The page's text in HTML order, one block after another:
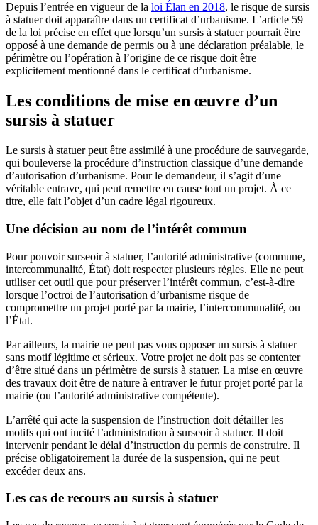
Depuis l’entrée en vigueur de la loi Élan en 2018, le risque de sursis
à statuer doit apparaître dans un certificat d’urbanisme. L’article 59
de la loi précise en effet que lorsqu’un sursis à statuer pourrait être
opposé à une demande de permis ou à une déclaration préalable, le
périmètre ou l’opération à l’origine de ce risque doit être
explicitement mentionné dans le certificat d’urbanisme.
Les conditions de mise en œuvre d’un
sursis à statuer
Le sursis à statuer peut être assimilé à une procédure de sauvegarde,
qui bouleverse la procédure d’instruction classique d’une demande
d’autorisation d’urbanisme. Pour le demandeur, il s’agit d’une
véritable entrave, qui peut remettre en cause tout un projet. À ce
titre, elle fait l’objet d’un cadre légal rigoureux.
Une décision au nom de l’intérêt commun
Pour pouvoir surseoir à statuer, l’autorité administrative (commune,
intercommunalité, État) doit respecter plusieurs règles. Elle ne peut
utiliser cet outil que pour préserver l’intérêt commun, c’est-à-dire
lorsque l’octroi de l’autorisation d’urbanisme risque de
compromettre un projet porté par la mairie, l’intercommunalité, ou
l’État.
Par ailleurs, la mairie ne peut pas vous opposer un sursis à statuer
sans motif légitime et sérieux. Votre projet ne doit pas se contenter
d’être situé dans un périmètre de sursis à statuer. La mise en œuvre
des travaux doit être de nature à entraver le futur projet porté par la
mairie (ou l’autorité administrative compétente).
L’arrêté qui acte la suspension de l’instruction doit détailler les
motifs qui ont incité l’administration à surseoir à statuer. Il doit
intervenir pendant le délai d’instruction du permis de construire. Il
précise obligatoirement la durée de la suspension, qui ne peut
excéder deux ans.
Les cas de recours au sursis à statuer